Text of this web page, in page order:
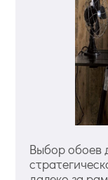
Выбор обоев